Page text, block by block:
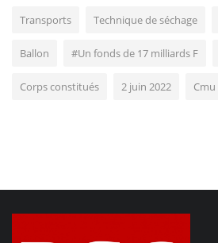
Transports Technique de séchage
Ballon #Un fonds de 17 milliards F
Corps constitués 2 juin 2022 Cmu